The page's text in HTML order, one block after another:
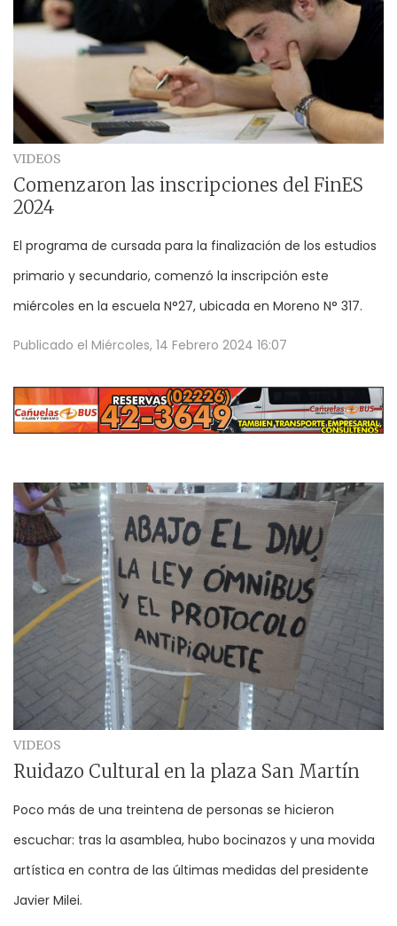
VIDEOS
Comenzaron las inscripciones del FinES
2024
El programa de cursada para la finalización de los estudios
primario y secundario, comenzó la inscripción este
miércoles en la escuela N°27, ubicada en Moreno N° 317.
Publicado el Miércoles, 14 Febrero 2024 16:07
VIDEOS
Ruidazo Cultural en la plaza San Martín
Poco más de una treintena de personas se hicieron
escuchar: tras la asamblea, hubo bocinazos y una movida
artística en contra de las últimas medidas del presidente
Javier Milei.